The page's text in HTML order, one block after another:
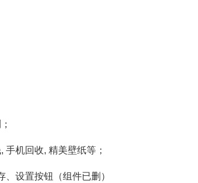
机回收, 精美壁纸等；
设置按钮（组件已删）